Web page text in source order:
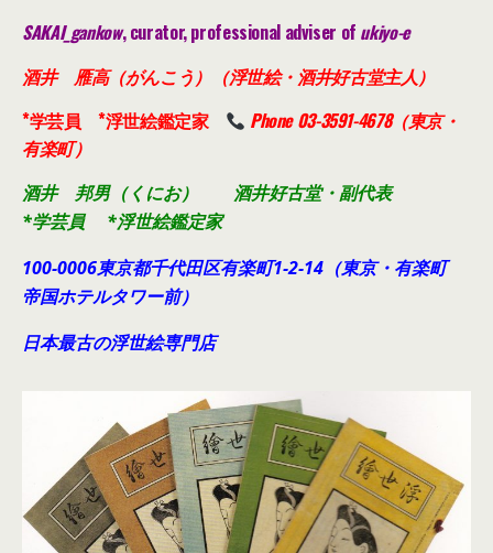
SAKAI_gankow, curator, professional adviser of ukiyo-e
酒井 雁高（がんこう）（浮世絵・酒井好古堂主人）
*学芸員 *浮世絵鑑定家
Phone 03-3591-4678（東京・
有楽町）
酒井 邦男（くにお） 酒井好古堂・副代表
*学芸員 *浮世絵鑑定家
100-0006東京都千代田区有楽町1-2-14（東京・有楽町
帝国ホテルタワー前）
日本最古の浮世絵専門店